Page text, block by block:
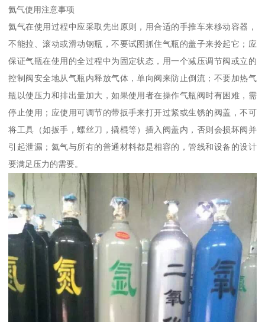
氦气使用注意事项
氦气在使用过程中应采取先出原则，用合适的手推车来移动容器，
不能拉、滚动或滑动钢瓶，不要试图抓住气瓶的盖子来拎起它；应
保证气瓶在使用的全过程中为固定状态，用一个减压调节阀或立的
控制阀安全地从气瓶内释放气体，单向阀来防止倒流；不要加热气
瓶以使压力和排出量加大，如果使用者在操作气瓶阀时有困难，需
停止使用；应使用可调节的带扳手来打开过紧或生锈的阀盖，不可
将工具（如扳手，螺丝刀，撬棍等）插入阀盖内，否则会损坏阀并
引起泄漏；氦气与所有的普通材料都是相容的，管线和设备的设计
要满足压力的需要。